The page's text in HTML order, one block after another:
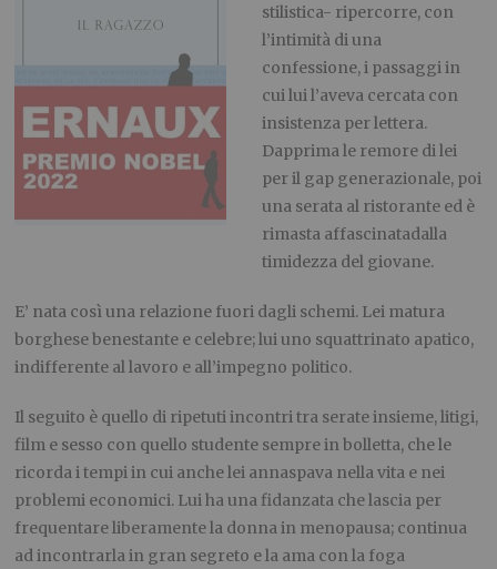
stilistica- ripercorre,con
l’intimità di una
confessione,i passaggi in
cui lui l’aveva cercata con
insistenza per lettera.
Dapprima le remore di lei
per il gap generazionale, poi
una serata al ristorante ed è
rimasta affascinatadalla
timidezza del giovane.
E’ nata così una relazione fuori dagli schemi. Lei matura
borghese benestante e celebre; lui uno squattrinato apatico,
indifferente al lavoro e all’impegno politico.
Il seguito è quello di ripetuti incontritra serate insieme, litigi,
film e sesso con quello studente sempre in bolletta, chele
ricorda i tempi in cui anchelei annaspava nella vita e nei
problemi economici. Lui ha una fidanzata che lascia per
frequentare liberamente la donna in menopausa; continua
ad incontrarlain gran segreto ela ama conla foga